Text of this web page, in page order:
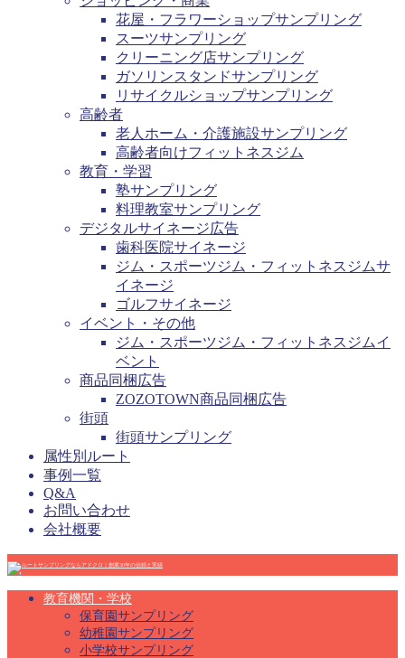
花屋・フラワーショップサンプリング
スーツサンプリング
クリーニング店サンプリング
ガソリンスタンドサンプリング
リサイクルショップサンプリング
高齢者
老人ホーム・介護施設サンプリング
高齢者向けフィットネスジム
教育・学習
塾サンプリング
料理教室サンプリング
デジタルサイネージ広告
歯科医院サイネージ
ジム・スポーツジム・フィットネスジムサ
イネージ
ゴルフサイネージ
イベント・その他
ジム・スポーツジム・フィットネスジムイ
ベント
商品同梱広告
ZOZOTOWN商品同梱広告
街頭
街頭サンプリング
属性別ルート
事例一覧
Q&A
お問い合わせ
会社概要
教育機関・学校
保育園サンプリング
幼稚園サンプリング
小学校サンプリング